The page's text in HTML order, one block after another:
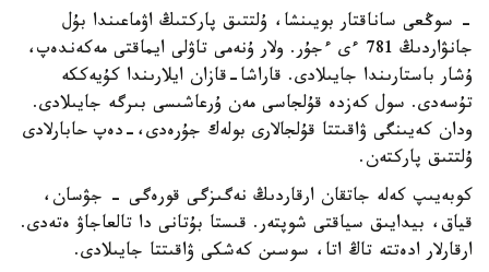
- سوڭعى ساناقتار بويىنشا، ۇلتتىق پاركتىڭ اۋماعىندا بۇل
جانۋاردىڭ 781 ءى ءجۇر. ولار ۇنەمى تاۋلى ايماقتى مەكەندەپ،
ۇشار باستارىندا جايىلادى. قاراشا-قازان ايلارىندا كۇيەككە
تۇسەدى. سول كەزدە قۇلجاسى مەن ۇرعاشىسى بىرگە جايىلادى.
ودان كەيىنگى ۋاقىتتا قۇلجالارى بولەك جۇرەدى،-دەپ حابارلادى
ۇلتتىق پاركتەن.
كوبەيىپ كەلە جاتقان ارقاردىڭ نەگىزگى قورەگى - جۋسان،
قياق، بيدايىق سياقتى شوپتەر. قىستا بۇتانى دا تالعاجاۋ ەتەدى.
ارقارلار ادەتتە تاڭ اتا، سوسىن كەشكى ۋاقىتتا جايىلادى.